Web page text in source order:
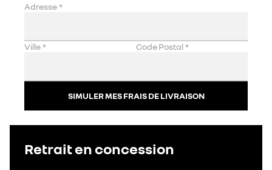
Adresse*
Ville* Code Postal*
SIMULER MES FRAIS DE LIVRAISON
Retrait en concession